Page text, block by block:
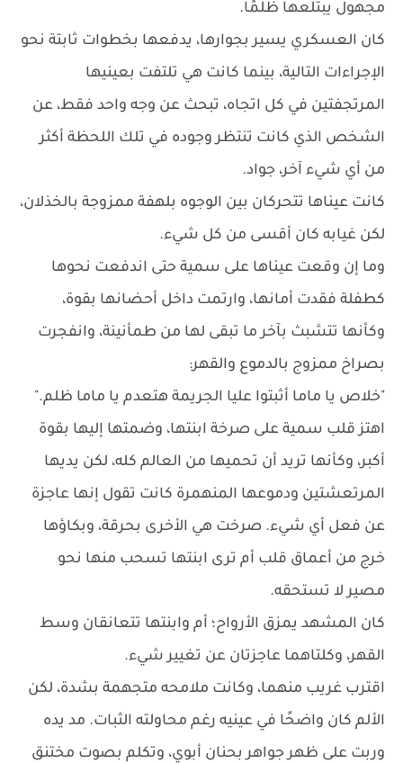
مجهول يبتلعها ظلمًا.
كان العسكري يسير بجوارها، يدفعها بخطوات ثابتة نحو
الإجراءات التالية، بينما كانت هي تلتفت بعينيها
المرتجفتين في كل اتجاه، تبحث عن وجه واحد فقط، عن
الشخص الذي كانت تنتظر وجوده في تلك اللحظة أكثر
من أي شيء آخر، جواد.
كانت عيناها تتحركان بين الوجوه بلهفة ممزوجة بالخذلان،
لكن غيابه كان أقسى من كل شيء.
وما إن وقعت عيناها على سمية حتى اندفعت نحوها
كطفلة فقدت أمانها، وارتمت داخل أحضانها بقوة،
وكأنها تتشبث بآخر ما تبقى لها من طمأنينة، وانفجرت
بصراخ ممزوج بالدموع والقهر:
"خلاص يا ماما أثبتوا عليا الجريمة هتعدم يا ماما ظلم."
اهتز قلب سمية على صرخة ابنتها، وضمتها إليها بقوة
أكبر، وكأنها تريد أن تحميها من العالم كله، لكن يديها
المرتعشتين ودموعها المنهمرة كانت تقول إنها عاجزة
عن فعل أي شيء. صرخت هي الأخرى بحرقة، وبكاؤها
خرج من أعماق قلب أم ترى ابنتها تسحب منها نحو
مصير لا تستحقه.
كان المشهد يمزق الأرواح؛ أم وابنتها تتعانقان وسط
القهر، وكلتاهما عاجزتان عن تغيير شيء.
اقترب غريب منهما، وكانت ملامحه متجهمة بشدة، لكن
الألم كان واضحًا في عينيه رغم محاولته الثبات. مد يده
وربت على ظهر جواهر بحنان أبوي، وتكلم بصوت مختنق